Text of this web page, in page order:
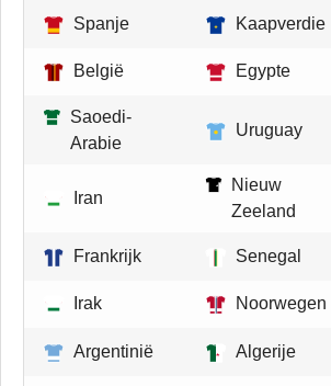
Spanje Kaapverdie
België Egypte
Saoedi-
Arabie
Uruguay
Iran
Nieuw
Zeeland
Frankrijk Senegal
Irak Noorwegen
Argentinië Algerije